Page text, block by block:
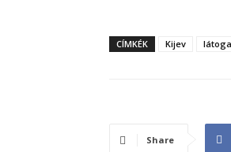
CÍMKÉK Kijev
Share